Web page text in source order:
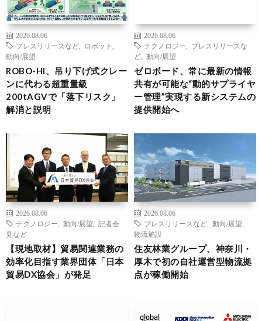
2026.08.06
プレスリリースなど
ロボット
動向/展望
ROBO-HI、吊り下げ式クレー
ンに代わる超重量級
200tAGVで「落下リスク」
解消と説明
2026.08.06
テクノロジー
プレスリリースな
ど
動向/展望
ゼロボード、常に最新の情報
共有が可能な“動的サプライヤ
ー管理”実現する新システムの
提供開始へ
2026.08.06
テクノロジー
動向/展望
記者会
見など
【現地取材】貿易関連業務の
効率化目指す業界団体「日本
貿易DX協会」が発足
2026.08.06
プレスリリースなど
動向/展望
物流施設
住友林業グループ、神奈川・
厚木で初の自社運営型物流拠
点が稼働開始